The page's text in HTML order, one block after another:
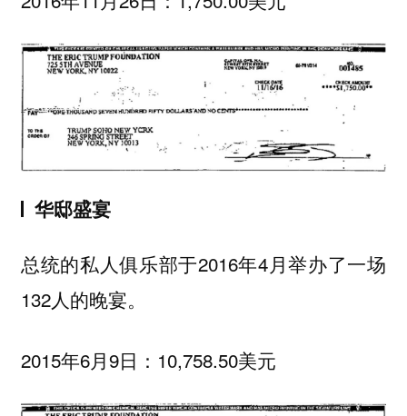
华邸盛宴
总统的私人俱乐部于2016年4月举办了一场
132人的晚宴。
2015年6月9日：10,758.50美元